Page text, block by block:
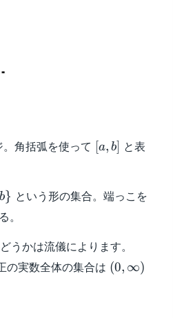
角括弧を使って [a,b]
[a, b] と表
b} という形の集合。端っこを
。
うかは流儀によります。
の実数全体の集合は (0,\infty)
(0, ∞)